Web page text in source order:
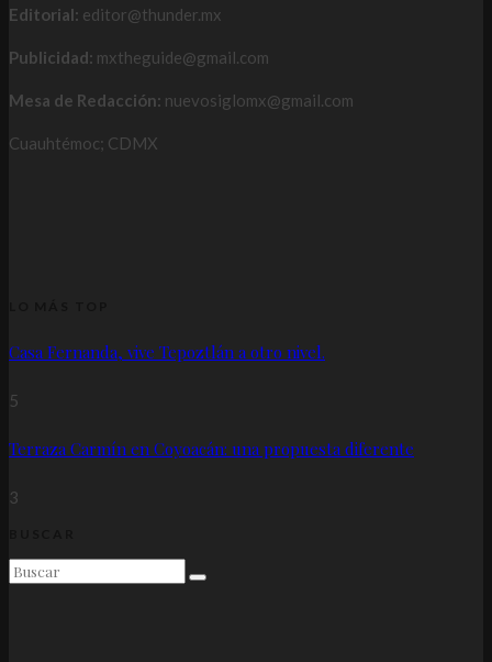
Editorial: editor@thunder.mx
Publicidad: mxtheguide@gmail.com
Mesa de Redacción: nuevosiglomx@gmail.com
Cuauhtémoc; CDMX
Casa Fernanda, vive Tepoztlán a otro nivel.
5
Terraza Carmín en Coyoacán: una propuesta diferente
3